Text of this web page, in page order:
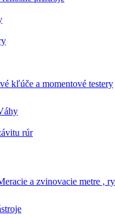
kľúče a momentové testery
rúr
a zvinovacie metre ,